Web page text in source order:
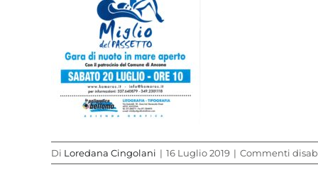
Di Loredana Cingolani | 16 Luglio 2019 | Commenti